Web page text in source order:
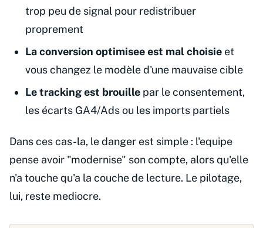
trop peu de signal pour redistribuer
proprement
La conversion optimisee est mal choisie et
vous changez le modèle d'une mauvaise cible
Le tracking est brouille par le consentement,
les écarts GA4/Ads ou les imports partiels
Dans ces cas-la, le danger est simple : l'equipe
pense avoir "modernise" son compte, alors qu'elle
n'a touche qu'a la couche de lecture. Le pilotage,
lui, reste mediocre.